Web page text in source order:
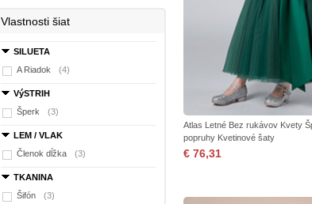
Vlastnosti šiat
SILUETA
A Riadok
(4)
VýSTRIH
Šperk
(3)
LEM / VLAK
Členok dĺžka
(3)
TKANINA
Šifón
(3)
Atlas Letné Bez rukávov Kvety
popruhy Kvetinové šaty
€ 76,31